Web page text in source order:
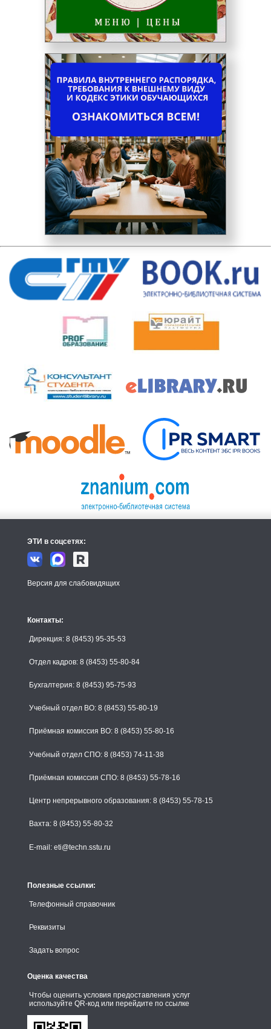
ЭТИ в соцсетях:
Версия для слабовидящих
Контакты:
Дирекция: 8 (8453) 95-35-53
Отдел кадров: 8 (8453) 55-80-84
Бухгалтерия: 8 (8453) 95-75-93
Учебный отдел ВО: 8 (8453) 55-80-19
Приёмная комиссия ВО: 8 (8453) 55-80-16
Учебный отдел СПО: 8 (8453) 74-11-38
Приёмная комиссия СПО: 8 (8453) 55-78-16
Центр непрерывного образования: 8 (8453) 55-78-15
Вахта: 8 (8453) 55-80-32
E-mail: eti@techn.sstu.ru
Полезные ссылки:
Телефонный справочник
Реквизиты
Задать вопрос
Оценка качества
Чтобы оценить условия предоставления услуг
используйте QR-код или перейдите по ссылке